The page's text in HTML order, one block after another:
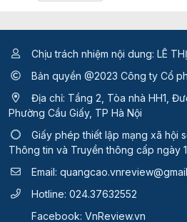
Chịu trách nhiệm nội dung: LÊ
Bản quyền @2023 Công ty Cổ
Địa chỉ: Tầng 2, Tòa nhà HH1,
Phường Cầu Giấy, TP Hà Nội
Giấy phép thiết lập mạng xã hội
Thông tin và Truyền thông cấp ngày
Email:
Hotline: 024.37632552
Facebook: VnReview.vn